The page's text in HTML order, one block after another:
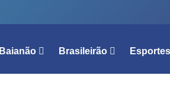
Baianão Brasileirão Esportes